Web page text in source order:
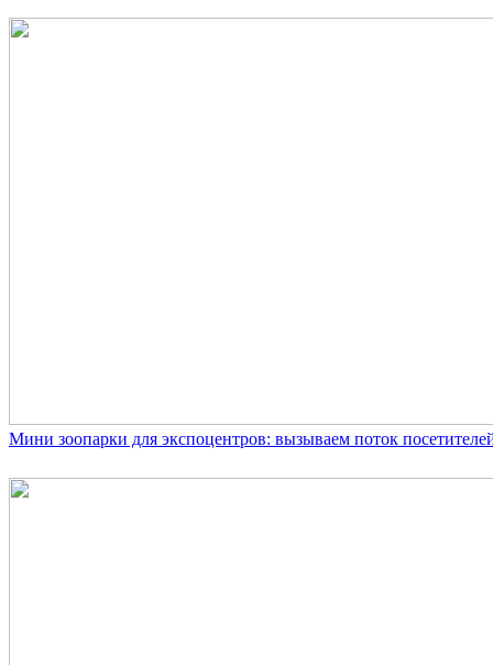
Мини зоопарки для экспоцентров: вызываем поток